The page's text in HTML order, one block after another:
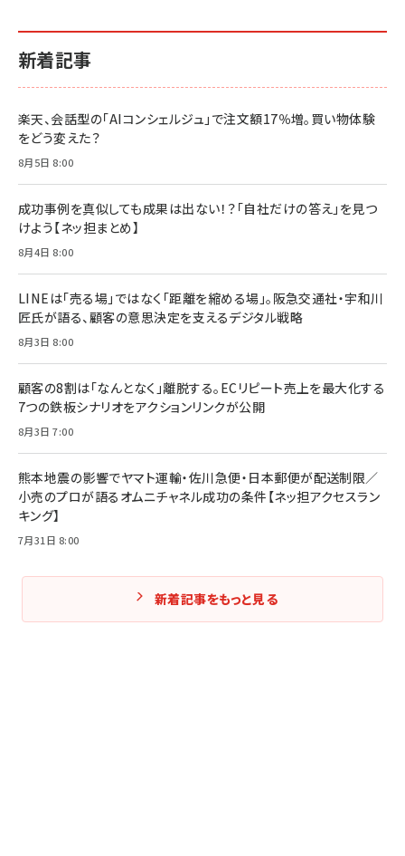
小さな会社は戦略が9割
￥1,815
る時代の成長戦略
￥2,420
￥2,200
anan(アンアン)2026/06/24号 No.2500増刊
anan(アンアン)2026/07/08号 No.2502[2026
ママ投資家が育休中に１億貯めた株式投資
￥1,870
組織の成果を最大化する ルールのデザイン
￥1,980
Amazonランキングをもっと見る
ルな本質」
￥2,750
新着記事
楽天、会話型の「AIコンシェルジュ」で注文額17％増。買い物体験
をどう変えた？
8月5日 8:00
成功事例を真似しても成果は出ない！？「自社だけの答え」を見つ
けよう【ネッ担まとめ】
8月4日 8:00
LINEは「売る場」ではなく「距離を縮める場」。阪急交通社・宇和川
匠氏が語る、顧客の意思決定を支えるデジタル戦略
8月3日 8:00
顧客の8割は「なんとなく」離脱する。ECリピート売上を最大化する
7つの鉄板シナリオをアクションリンクが公開
8月3日 7:00
熊本地震の影響でヤマト運輸・佐川急便・日本郵便が配送制限／
小売のプロが語るオムニチャネル成功の条件【ネッ担アクセスラン
キング】
7月31日 8:00
新着記事をもっと見る